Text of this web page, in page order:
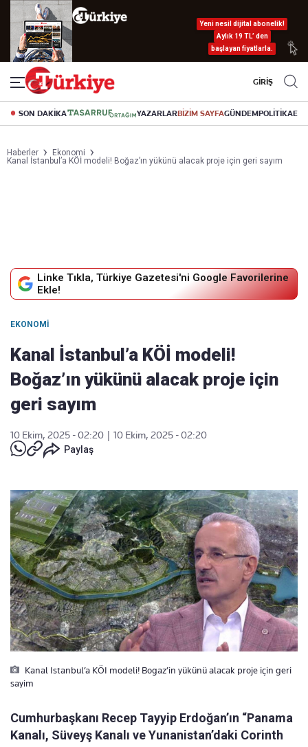
Yeni nesil dijital abonelik!
Aylık 19 TL’ den
başlayan fiyatlarla.
GİRİŞ
SON DAKİKA YAZARLARBİZİM SAYFAGÜNDEMPOLİTİKA
Haberler
Ekonomi
Kanal İstanbul’a KÖİ modeli! Boğaz’ın yükünü alacak proje için geri sayım
Linke Tıkla, Türkiye Gazetesi'ni Google Favorilerine
Ekle!
EKONOMI
Kanal İstanbul’a KÖİ modeli!
Boğaz’ın yükünü alacak proje için
geri sayım
10 Ekim, 2025 - 02:20
10 Ekim, 2025 - 02:20
Paylaş
Kanal Istanbul’a KÖI modeli! Bogaz’in yükünü alacak proje için geri
sayim
Cumhurbaşkanı Recep Tayyip Erdoğan’ın “Panama
Kanalı, Süveyş Kanalı ve Yunanistan’daki Corinth